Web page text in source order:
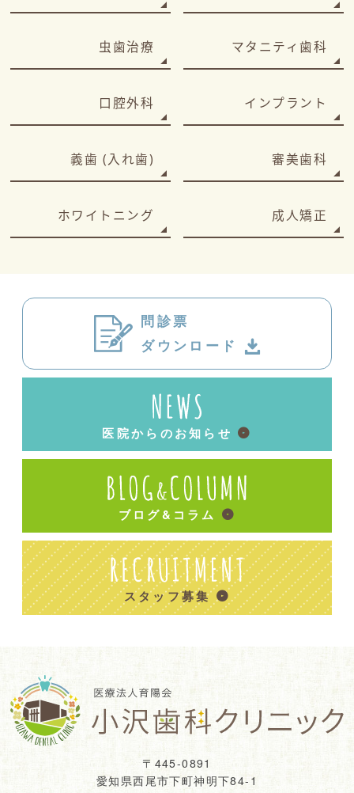
虫歯治療 マタニティ歯科
口腔外科 インプラント
義歯 (入れ歯) 審美歯科
ホワイトニング 成人矯正
問診票
ダウンロード
医院からのお知らせ
ブログ&コラム
スタッフ募集
〒445-0891
愛知県西尾市下町神明下84-1